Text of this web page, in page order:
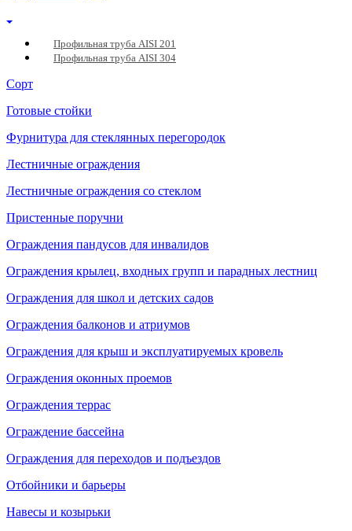
Профильная труба AISI 201
Профильная труба AISI 304
Сорт
Готовые стойки
Фурнитура для стеклянных перегородок
Лестничные ограждения
Лестничные ограждения со стеклом
Пристенные поручни
Ограждения пандусов для инвалидов
Ограждения крылец, входных групп и парадных лестниц
Ограждения для школ и детских садов
Ограждения балконов и атриумов
Ограждения для крыш и эксплуатируемых кровель
Ограждения оконных проемов
Ограждения террас
Ограждение бассейна
Ограждения для переходов и подъездов
Отбойники и барьеры
Навесы и козырьки